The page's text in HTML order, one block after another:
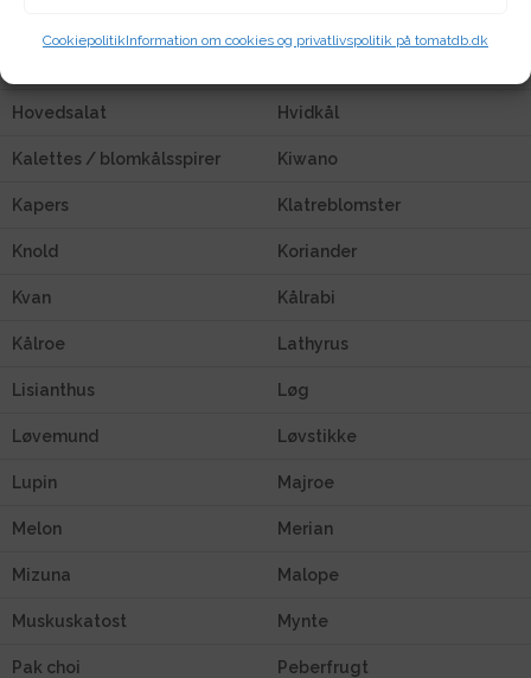
CookiepolitikInformation om cookies og privatlivspolitik på tomatdb.dk
Hovedsalat Hvidkål
Kalettes / blomkålsspirer Kiwano
Kapers Klatreblomster
Knold Koriander
Kvan Kålrabi
Kålroe Lathyrus
Lisianthus Løg
Løvemund Løvstikke
Lupin Majroe
Melon Merian
Mizuna Malope
Muskuskatost Mynte
Pak choi Peberfrugt